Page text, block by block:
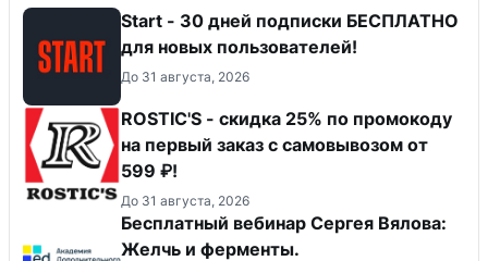
Start - 30 дней подписки БЕСПЛАТНО
для новых пользователей!
До 31 августа, 2026
ROSTIC'S - скидка 25% по промокоду
на первый заказ с самовывозом от
599 ₽!
До 31 августа, 2026
Бесплатный вебинар Сергея Вялова:
Желчь и ферменты.